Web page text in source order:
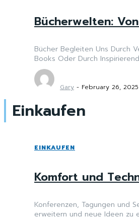
Bücherwelten:
Bücher Begleiten Uns Durch
Books Oder Durch
Gary - February 26, 2025
Einkaufen
EINKAUFEN
Komfort und
Konferenzen, Tagungen und
erweitern und neue Ideen zu